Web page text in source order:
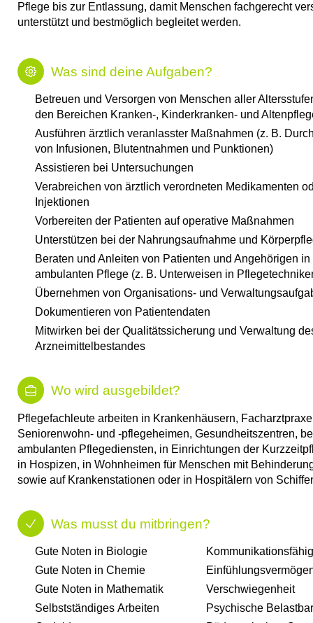
Pflege bis zur Entlassung, damit Menschen fachgerecht
unterstützt und bestmöglich begleitet werden.
Was sind deine Aufgaben?
Betreuen und Versorgen von Menschen aller
den Bereichen Kranken-, Kinderkranken- und
Ausführen ärztlich veranlasster Maßnahmen (z. B.
von Infusionen, Blutentnahmen und Punktionen)
Assistieren bei Untersuchungen
Verabreichen von ärztlich verordneten Medikamenten
Injektionen
Vorbereiten der Patienten auf operative Maßnahmen
Unterstützen bei der Nahrungsaufnahme und
Beraten und Anleiten von Patienten und Angehörigen in
ambulanten Pflege (z. B. Unterweisen in
Übernehmen von Organisations- und
Dokumentieren von Patientendaten
Mitwirken bei der Qualitätssicherung und Verwaltung
Arzneimittelbestandes
Wo wird ausgebildet?
Pflegefachleute arbeiten in Krankenhäusern,
Seniorenwohn- und -pflegeheimen, Gesundheitszentren,
ambulanten Pflegediensten, in Einrichtungen der
in Hospizen, in Wohnheimen für Menschen mit
sowie auf Krankenstationen oder in Hospitälern von
Was musst du mitbringen?
Gute Noten in Biologie​
Gute Noten in Chemie​
Gute Noten in Mathematik​
Selbstständiges Arbeiten​
Verschwiegenheit
Psychische